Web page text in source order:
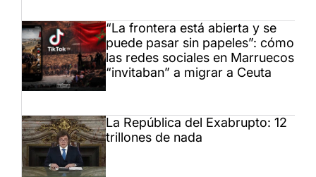
“La frontera está abierta y se
puede pasar sin papeles”: cómo
las redes sociales en Marruecos
“invitaban” a migrar a Ceuta
La República del Exabrupto: 12
trillones de nada